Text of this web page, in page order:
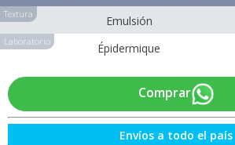
Textura Emulsión
Laboratorio Épidermique
Comprar
Envíos a todo el país